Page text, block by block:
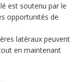
est soutenu par le
opportunités de
latéraux peuvent
en maintenant